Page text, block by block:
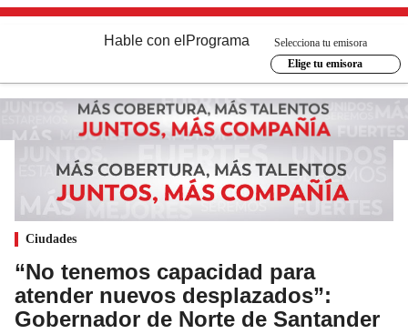
Hable con el Programa
Selecciona tu emisora
Elige tu emisora
Ciudades
“No tenemos capacidad para
atender nuevos desplazados”:
Gobernador de Norte de Santander